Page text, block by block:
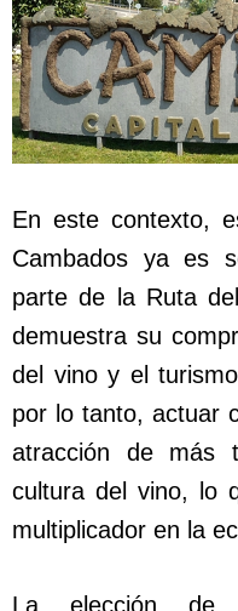
En este contexto,
Cambados ya es
parte de la Ruta
demuestra su
del vino y el
por lo tanto, actuar
atracción de más
cultura del vino, lo
multiplicador en la
La elección de